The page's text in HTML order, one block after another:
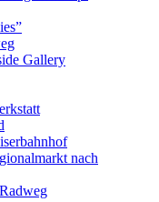
Gallery
nach